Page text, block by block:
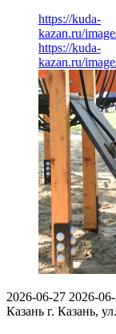
https://kuda-
kazan.ru/
https://kuda-
kazan.ru/
2026-06-27 2026-
Казань г. Казань,